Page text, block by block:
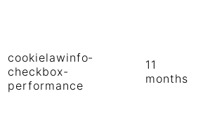
cookielawinfo-
checkbox-
performance
11
months